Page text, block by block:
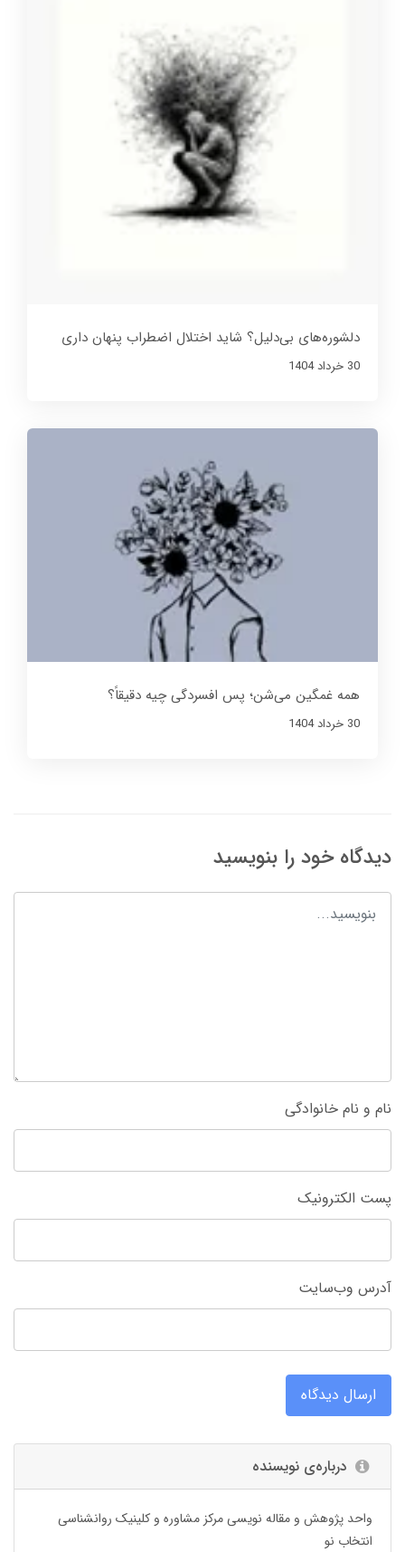
دلشوره‌های بی‌دلیل؟ شاید اختلال اضطراب پنهان داری
30 خرداد 1404
همه غمگین می‌شن؛ پس افسردگی چیه دقیقاً؟
30 خرداد 1404
دیدگاه خود را بنویسید
نام و نام خانوادگی
پست الکترونیک
آدرس وب‌سایت
ارسال دیدگاه
درباره‌ی نویسنده
واحد پژوهش و مقاله نویسی مرکز مشاوره و کلینیک روانشناسی
انتخاب نو